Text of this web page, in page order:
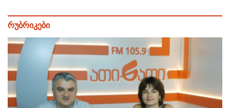
რუბრიკები